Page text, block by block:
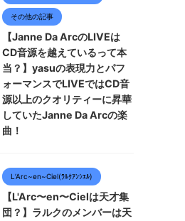
その他の記事
【Janne Da ArcのLIVEは
CD音源を越えているって本
当？】yasuの表現力とパフ
ォーマンスでLIVEではCD音
源以上のクオリティーに昇華
していたJanne Da Arcの楽
曲！
L’Arc~en~Ciel(ﾗﾙｸｱﾝｼｴﾙ)
【L'Arc〜en〜Cielは天才集
団？】ラルクのメンバーは天